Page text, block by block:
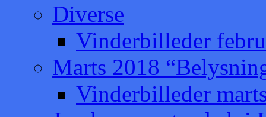
Diverse
Vinderbilleder
Marts 2018
Vinderbilleder